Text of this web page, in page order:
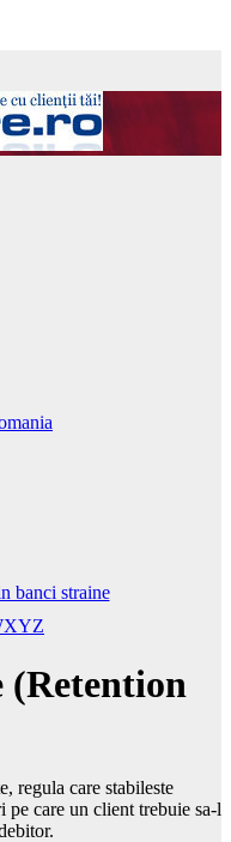
XYZ
(Retention
regula care stabileste
care un client trebuie sa-l